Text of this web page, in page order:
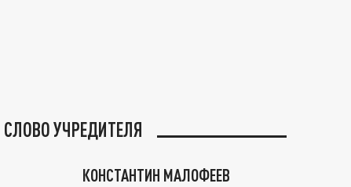
СЛОВО УЧРЕДИТЕЛЯ
КОНСТАНТИН МАЛОФЕЕВ